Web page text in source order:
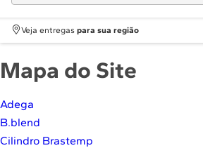
Termos mais buscados
1º Geladeira
2 Máquina Lavar
4º
º
Veja entregas para sua região
Mapa do Site
Adega
B.blend
Cilindro Brastemp